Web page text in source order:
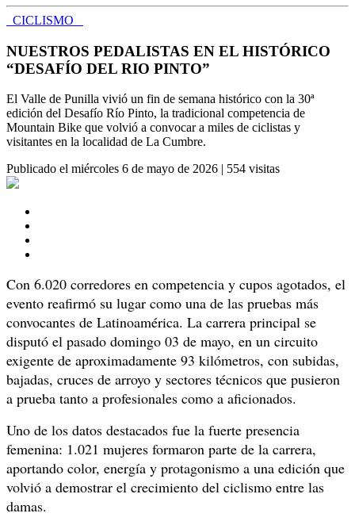
CICLISMO
NUESTROS PEDALISTAS EN EL HISTÓRICO
“DESAFÍO DEL RIO PINTO”
El Valle de Punilla vivió un fin de semana histórico con la 30ª
edición del Desafío Río Pinto, la tradicional competencia de
Mountain Bike que volvió a convocar a miles de ciclistas y
visitantes en la localidad de La Cumbre.
Publicado el miércoles 6 de mayo de 2026 | 554 visitas
Con 6.020 corredores en competencia y cupos agotados, el
evento reafirmó su lugar como una de las pruebas más
convocantes de Latinoamérica. La carrera principal se
disputó el pasado domingo 03 de mayo, en un circuito
exigente de aproximadamente 93 kilómetros, con subidas,
bajadas, cruces de arroyo y sectores técnicos que pusieron
a prueba tanto a profesionales como a aficionados.
Uno de los datos destacados fue la fuerte presencia
femenina: 1.021 mujeres formaron parte de la carrera,
aportando color, energía y protagonismo a una edición que
volvió a demostrar el crecimiento del ciclismo entre las
damas.